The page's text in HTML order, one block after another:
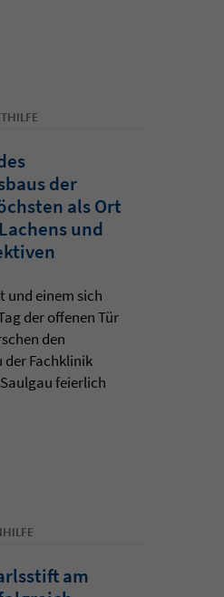
der
als Ort
und
und einem sich
der offenen Tür
den
Fachklinik
feierlich
am